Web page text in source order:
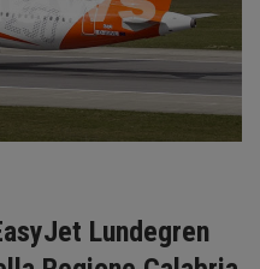
Lundegren